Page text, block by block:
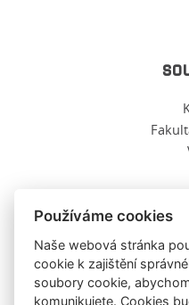
O
Ochrana
Používáme cookies
Naše webová stránka
cookie k zajištění
soubory cookie,
komunikujete. Cookies